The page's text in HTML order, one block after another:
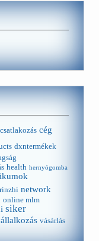
csatlakozás cég
dxntermékek
health hernyógomba
network
online mlm
siker
vásárlás